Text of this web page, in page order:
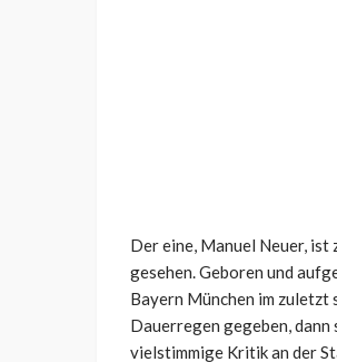
Der eine, Manuel Neuer, ist
gesehen. Geboren und
Bayern München im zuletzt
Dauerregen gegeben,
vielstimmige Kritik an der